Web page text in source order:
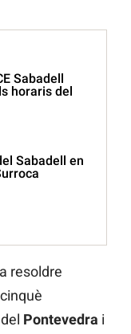
Sabadell
horaris del
Sabadell en
resoldre
Pontevedra i